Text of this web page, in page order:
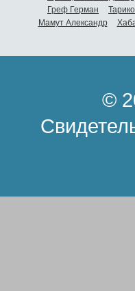
Греф Герман
Мамут Александр
©